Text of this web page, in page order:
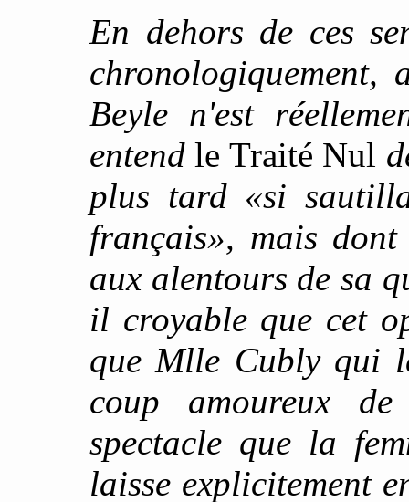
En dehors de ces
chronologiquement,
Beyle n'est
entend le Traité Nul
plus tard «si
français», mais
aux alentours de sa
il croyable que cet
que Mlle Cubly qui
coup amoureux
spectacle que la
laisse explicitement